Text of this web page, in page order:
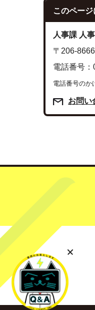
このペー
人事課 人
〒206-
電話番号
電話番号のか
お問い